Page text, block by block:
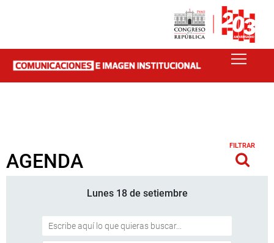
AGENDA
FILTRAR
Lunes 18 de setiembre